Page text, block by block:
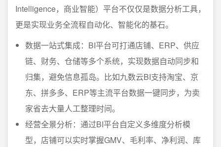
Intelligence，商业智能）平台不仅仅是数据分析工具，
更是实现业务全流程自动化、智能化的基石。
数据一站式集成：BI平台可打通店铺、ERP、供应
链、财务、仓储等多个系统，实现数据自动同步和
归集，避免信息孤岛。比如九数云BI支持淘宝、京
东、拼多多、ERP等主流平台数据一键同步，为卖
家省去大量人工整理时间。
经营全景分析：通过BI平台自定义多维度分析模
型，店铺可以实时掌握GMV、毛利率、净利润、库